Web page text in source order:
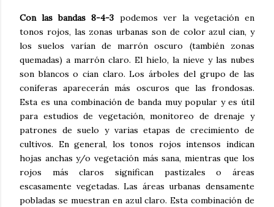
Con las bandas 8-4-3 podemos ver la vegetación en
tonos rojos, las zonas urbanas son de color azul cian, y
los suelos varían de marrón oscuro (también zonas
quemadas) a marrón claro. El hielo, la nieve y las nubes
son blancos o cian claro. Los árboles del grupo de las
coníferas aparecerán más oscuros que las frondosas.
Esta es una combinación de banda muy popular y es útil
para estudios de vegetación, monitoreo de drenaje y
patrones de suelo y varias etapas de crecimiento de
cultivos. En general, los tonos rojos intensos indican
hojas anchas y/o vegetación más sana, mientras que los
rojos más claros significan pastizales o áreas
escasamente vegetadas. Las áreas urbanas densamente
pobladas se muestran en azul claro. Esta combinación de